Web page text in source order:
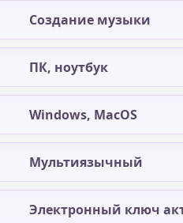
Создание музыки
ПК, ноутбук
Windows, MacOS
Мультиязычный
Электронный ключ